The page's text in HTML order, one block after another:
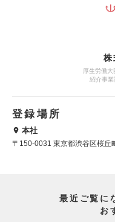
株
厚生労働
紹介事業
登録場所
本社
〒150-0031 東京都渋谷区桜丘
最近ご覧に
お